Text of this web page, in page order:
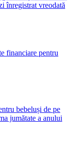
înregistrat vreodată
financiare pentru
bebeluși de pe
jumătate a anului